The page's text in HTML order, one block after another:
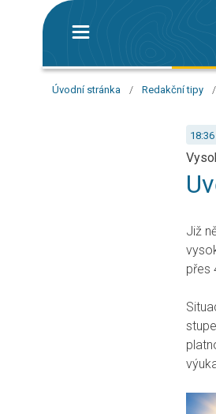
Úvodní stránka / Redakční tipy /
18:36
Již
přes